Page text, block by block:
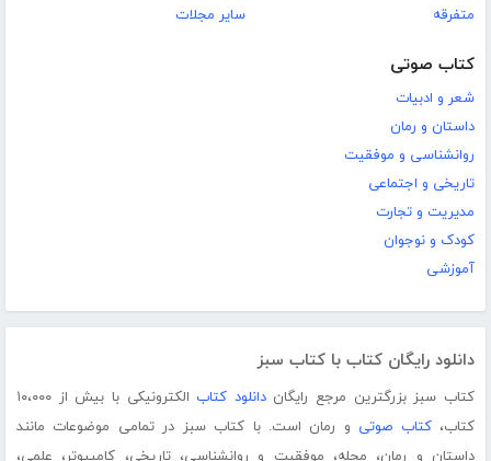
متفرقه
سایر مجلات
کتاب صوتی
شعر و ادبیات
داستان و رمان
روانشناسی و موفقیت
تاریخی و اجتماعی
مدیریت و تجارت
کودک و نوجوان
آموزشی
دانلود رایگان کتاب با کتاب سبز
کتاب سبز بزرگترین مرجع رایگاندانلود کتاب
الکترونیکی با بیش از ۱۰،۰۰۰
کتاب،کتاب صوتی و رمان است. با کتاب سبز در تمامی موضوعات مانند
داستان و رمان، مجله، موفقیت و روانشناسی، تاریخی، کامپیوتر، علمی،